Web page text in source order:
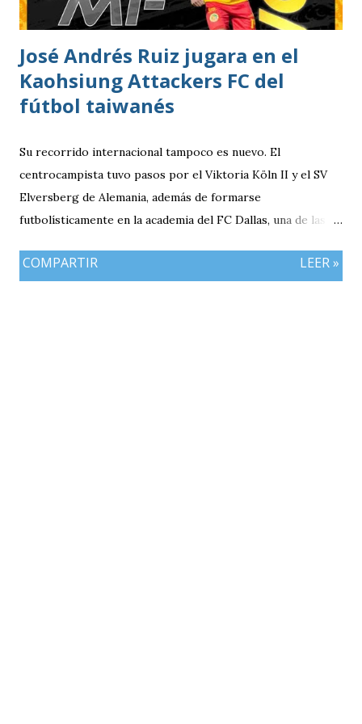
Cabeza definió con precisión para marcar el único gol del
Cristian Checa Hernández.
José Andrés Ruiz jugara en el
Kaohsiung Attackers FC del
fútbol taiwanés
Su recorrido internacional tampoco es nuevo. El
centrocampista tuvo pasos por el Viktoria Köln II y el SV
Elversberg de Alemania, además de formarse
futbolísticamente en la academia del FC Dallas, una de las
experiencia que marcó el inicio de su desarrollo como
COMPARTIR LEER »